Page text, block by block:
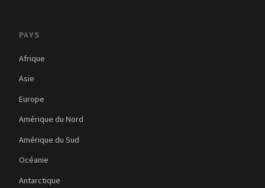
PAYS
Afrique
Asie
Europe
Amérique du Nord
Amérique du Sud
Océanie
Antarctique